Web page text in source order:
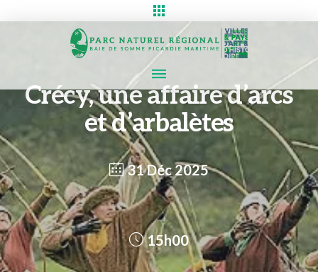
Crécy, une affaire d’arcs
et d’arbalètes
31 Déc 2025
15h00